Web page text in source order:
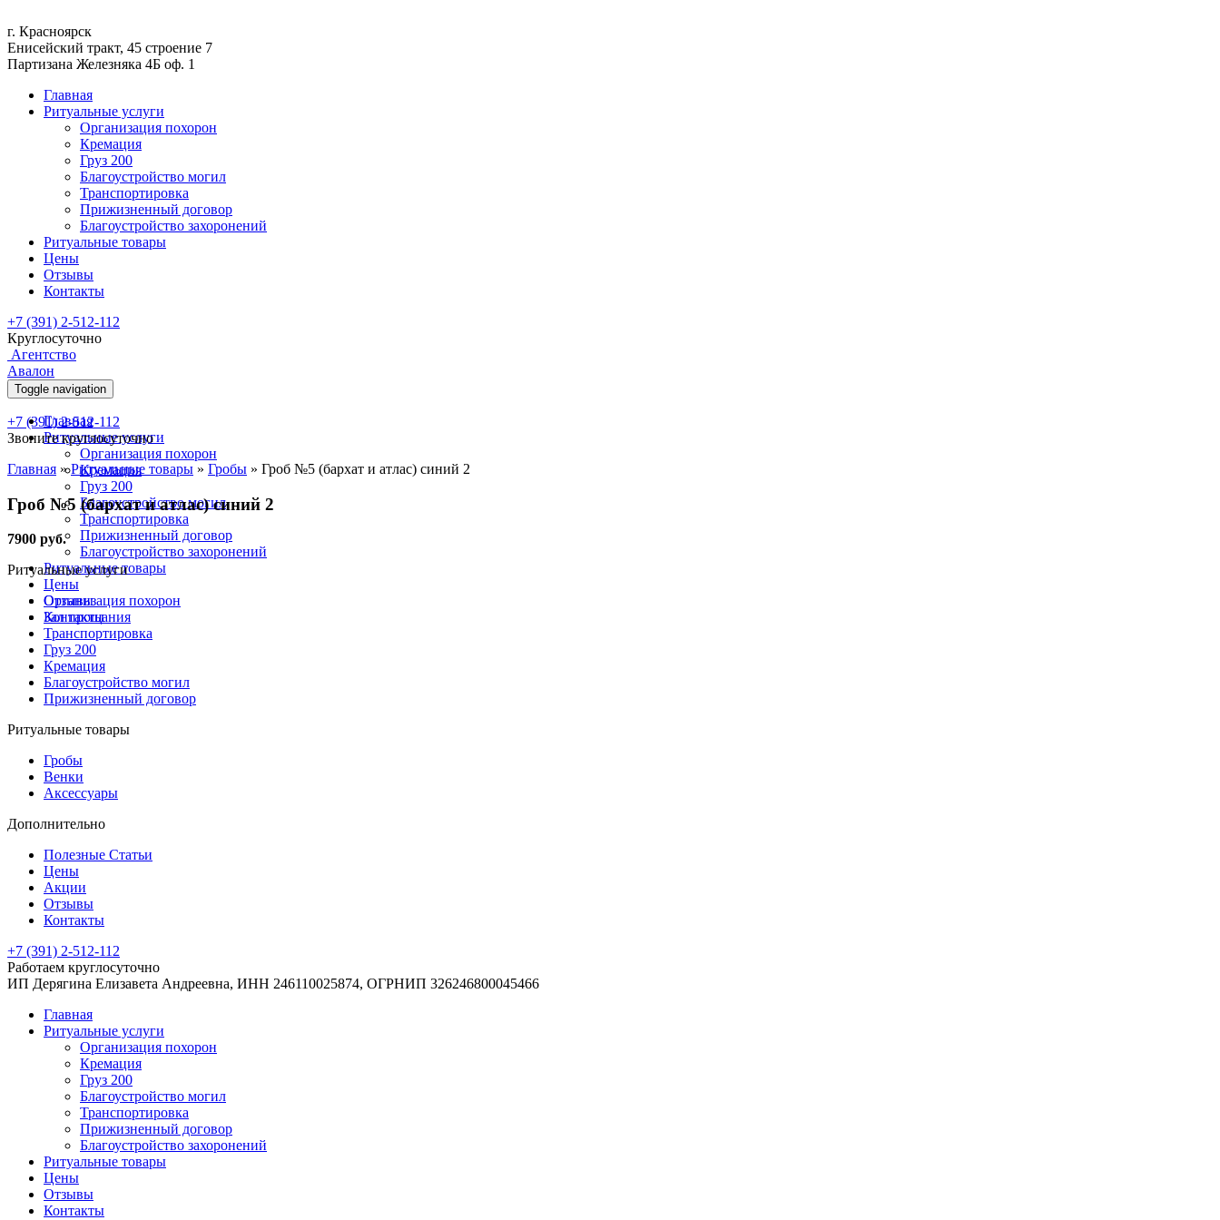
г. Красноярск
Енисейский тракт, 45 строение 7
Партизана Железняка 4Б оф. 1
Главная
Ритуальные услуги
Организация похорон
Кремация
Груз 200
Благоустройство могил
Транспортировка
Прижизненный договор
Благоустройство захоронений
Ритуальные товары
Цены
Отзывы
Контакты
+7 (391) 2-512-112
Круглосуточно
Агентство
Авалон
Toggle navigation
Главная
Ритуальные услуги
Организация похорон
Кремация
Груз 200
Благоустройство могил
Транспортировка
Прижизненный договор
Благоустройство захоронений
Ритуальные товары
Цены
Отзывы
Контакты
+7 (391) 2-512-112
Звоните круглосуточно
Главная »Ритуальные товары » Гробы » Гроб №5 (бархат и атлас) синий 2
Гроб №5 (бархат и атлас) синий 2
7900 руб.
Ритуальные услуги
Организация похорон
Зал прощания
Транспортировка
Груз 200
Кремация
Благоустройство могил
Прижизненный договор
Ритуальные товары
Гробы
Венки
Аксессуары
Дополнительно
Полезные Статьи
Цены
Акции
Отзывы
Контакты
+7 (391) 2-512-112
Работаем круглосуточно
ИП Дерягина Елизавета Андреевна, ИНН 246110025874, ОГРНИП 326246800045466
Главная
Ритуальные услуги
Организация похорон
Кремация
Груз 200
Благоустройство могил
Транспортировка
Прижизненный договор
Благоустройство захоронений
Ритуальные товары
Цены
Отзывы
Контакты